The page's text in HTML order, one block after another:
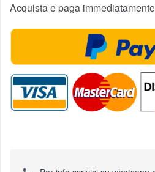
Acquista e paga